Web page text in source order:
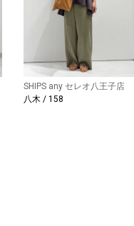
SHIPS any セレオ八王子店
八木 / 158